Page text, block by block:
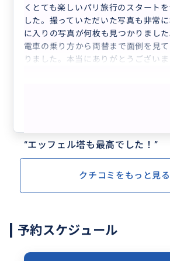
“エッフェル塔も最高でした！ ”
くとても楽しいパリ旅行のスタート
した。撮っていただいた写真も非常
に入りの写真が何枚も見つかりまし
電車の乗り方から両替まで面倒を見
りました。本当にありがとうございま
クチコミをもっと見
予約スケジュール